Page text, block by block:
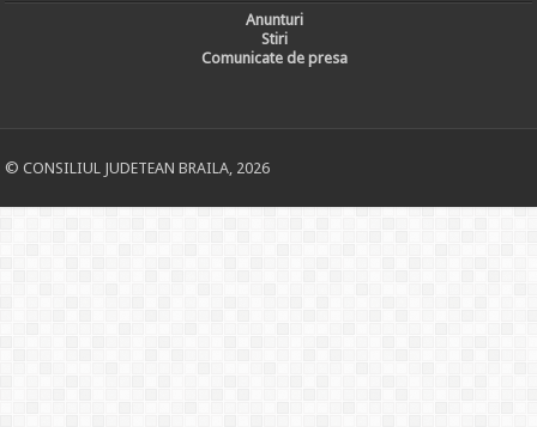
Anunturi
Stiri
Comunicate de presa
© CONSILIUL JUDETEAN BRAILA, 2026